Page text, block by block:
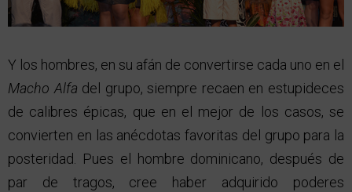
Y los hombres, en su afán de convertirse cada uno en el
Macho Alfa del grupo, siempre recaen en estupideces
de calibres épicas, que en el mejor de los casos, se
convierten en las anécdotas favoritas del grupo para la
posteridad. Pues el hombre dominicano, después de
par de tragos, cree haber adquirido poderes